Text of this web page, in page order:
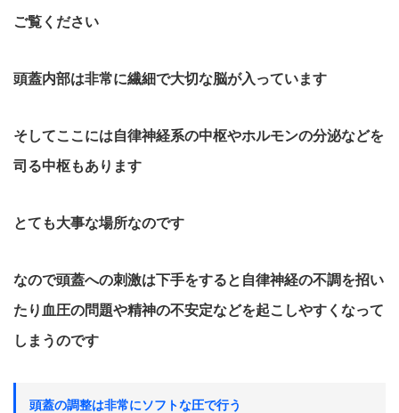
ご覧ください
頭蓋内部は非常に繊細で大切な脳が入っています
そしてここには自律神経系の中枢やホルモンの分泌などを
司る中枢もあります
とても大事な場所なのです
なので頭蓋への刺激は下手をすると自律神経の不調を招い
たり血圧の問題や精神の不安定などを起こしやすくなって
しまうのです
頭蓋の調整は非常にソフトな圧で行う